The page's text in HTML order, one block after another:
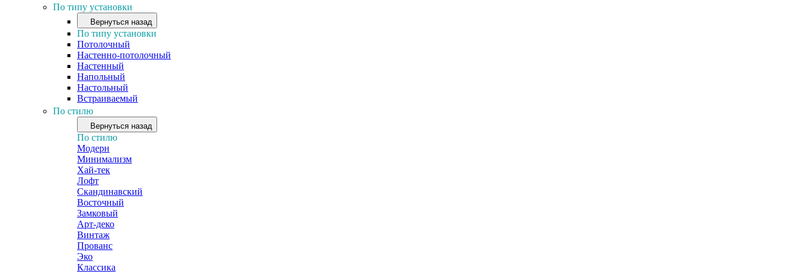
По типу установки
Вернуться назад
По типу установки
Потолочный
Настенно-потолочный
Настенный
Напольный
Настольный
Встраиваемый
По стилю
Вернуться назад
По стилю
Модерн
Минимализм
Хай-тек
Лофт
Скандинавский
Восточный
Замковый
Арт-деко
Винтаж
Прованс
Эко
Классика